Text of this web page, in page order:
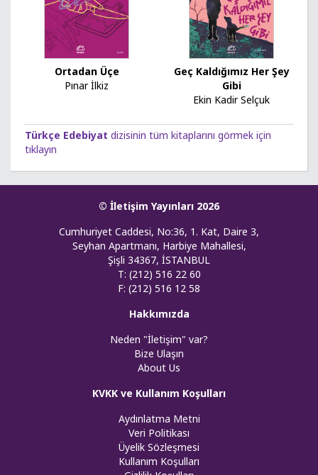
Ortadan Üçe
Pınar İlkiz
Geç Kaldığımız Her Şey
Gibi
Ekin Kadir Selçuk
Türkçe Edebiyat dizisinin tüm kitaplarını görmek için
tıklayın
© İletişim Yayınları 2026
Cumhuriyet Caddesi, No:36, 1. Kat, Daire 3,
Seyhan Apartmanı, Harbiye Mahallesi,
Şişli 34367, İSTANBUL
T: (212) 516 22 60
F: (212) 516 12 58
Hakkımızda
Neden "İletişim" var?
Bize Ulaşın
About Us
KVKK ve Kullanım Koşulları
Aydınlatma Metni
Veri Politikası
Üyelik Sözleşmesi
Kullanım Koşulları